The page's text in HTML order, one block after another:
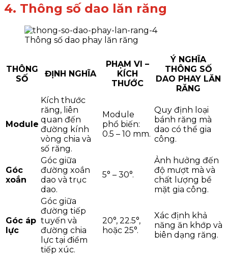
4. Thông số dao lăn răng
Thông số dao phay lăn răng
THÔNG
SỐ
ĐỊNH NGHĨA
PHẠM VI –
KÍCH
THƯỚC
Ý NGHĨA
THÔNG SỐ
DAO PHAY LĂN
RĂNG
Module
Kích thước
răng, liên
quan đến
đường kính
vòng chia và
số răng.
Module
phổ biến:
0.5 – 10 mm.
Quy định loại
bánh răng mà
dao có thể gia
công.
Góc
xoắn
Góc giữa
đường xoắn
dao và trục
dao.
5° – 30°.
Ảnh hưởng đến
độ mượt mà và
chất lượng bề
mặt gia công.
Góc áp
lực
Góc giữa
đường tiếp
tuyến và
đường chia
lực tại điểm
tiếp xúc.
20°, 22.5°,
hoặc 25°.
Xác định khả
năng ăn khớp và
biên dạng răng.